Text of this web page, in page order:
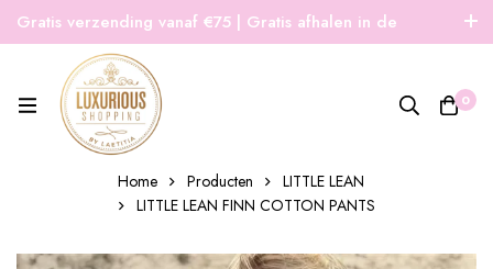
Gratis verzending vanaf €75 | Gratis afhalen in de
winkel | Snelle verzending
0
Home Producten
LITTLE LEAN
LITTLE LEAN FINN COTTON PANTS